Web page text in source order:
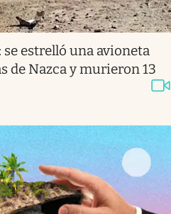
se estrelló una avioneta
de Nazca y murieron 13